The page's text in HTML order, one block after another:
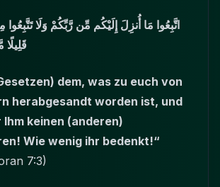
اتَّبِعُوا مَا أُنزِلَ إِلَيْكُم مِّن رَّبِّكُمْ وَلَا تَتَّبِعُوا
قَلِيلًا
dem, was zu euch von
herabgesandt worden ist, und
keinen (anderen)
Wie wenig ihr bedenkt!“
7:3)